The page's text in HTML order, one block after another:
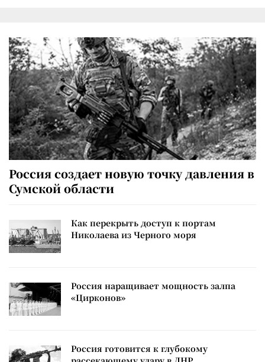
Россия создает новую точку давления в
Сумской области
Как перекрыть доступ к портам
Николаева из Черного моря
Россия наращивает мощность залпа
«Цирконов»
Россия готовится к глубокому